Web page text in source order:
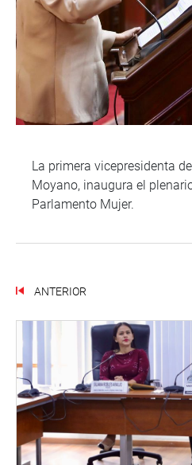
La primera vicepresidenta
Moyano, inaugura el
Parlamento Mujer.
ANTERIOR